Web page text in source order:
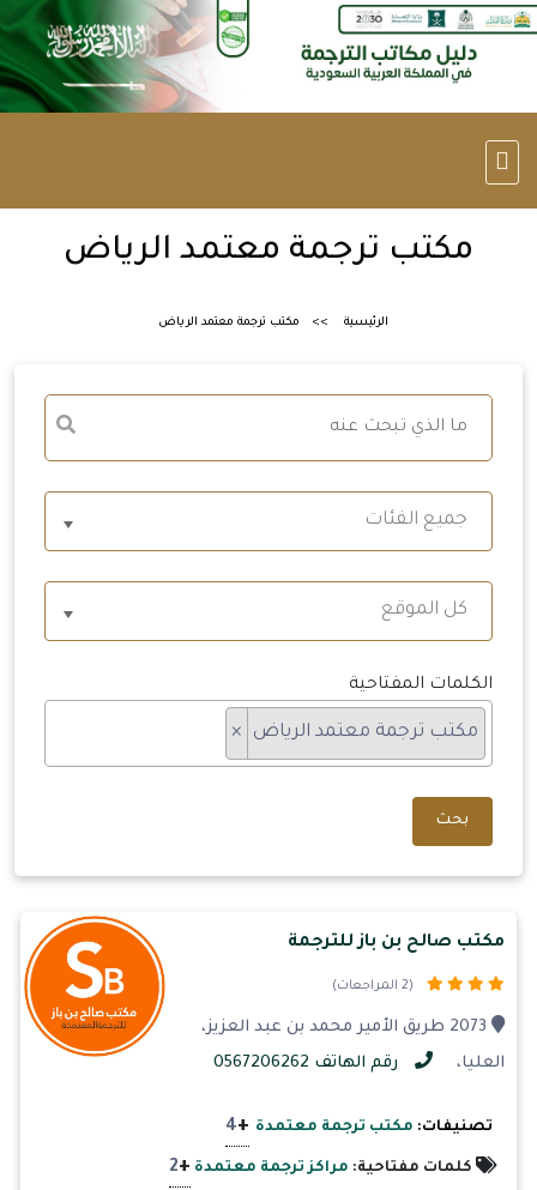
مكتب ترجمة معتمد الرياض
الرئيسية مكتب ترجمة معتمد الرياض
جميع الفئات
كل الموقع
الكلمات المفتاحية
× مكتب ترجمة معتمد الرياض
بحث
مكتب صالح بن باز للترجمة
(2 المراجعات)
2073 طريق الأمير محمد بن عبد العزيز،
العليا،
رقم الهاتف 0567206262
تصنيفات: مكتب ترجمة معتمدة +
4
كلمات مفتاحية: مراكز ترجمة معتمدة +
2